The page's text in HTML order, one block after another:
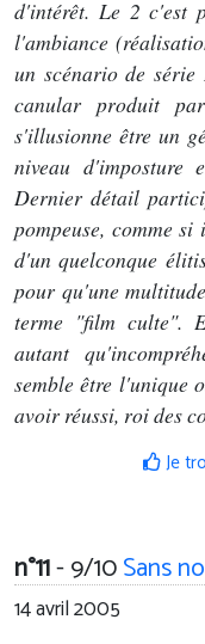
d'intérêt. Le 2 c'est
l'ambiance
un scénario de
canular produit
s'illusionne être un
niveau d'imposture
Dernier détail
pompeuse, comme
d'un quelconque
pour qu'une
terme "film culte".
autant
semble être l'unique
avoir réussi, roi des
Je
n°11- 9/10Sans
14 avril 2005